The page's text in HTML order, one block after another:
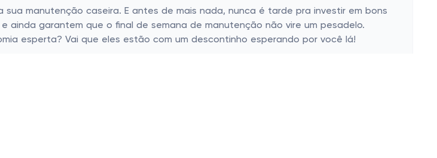
manutenção caseira. E antes de mais nada, nunca é tarde pra investir em bons
ainda garantem que o final de semana de manutenção não vire um pesadelo.
esperta? Vai que eles estão com um descontinho esperando por você lá!